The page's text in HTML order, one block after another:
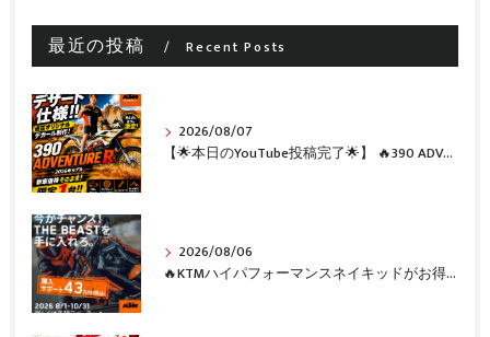
最近の投稿 Recent Posts
2026/08/07
【🌟本日のYouTube投稿完了🌟】 🔥390 ADVENTURE R × KTM山形 オリジナルデカール仕様誕生🔥
2026/08/06
🔥KTMハイパフォーマンスネイキッドがお得に手に入るチャンス🔥